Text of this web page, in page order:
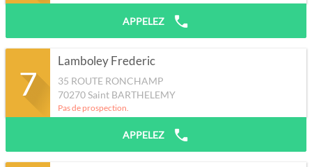
APPELEZ
7
Lamboley Frederic
35 ROUTE RONCHAMP
70270Saint BARTHELEMY
Pas de prospection.
APPELEZ